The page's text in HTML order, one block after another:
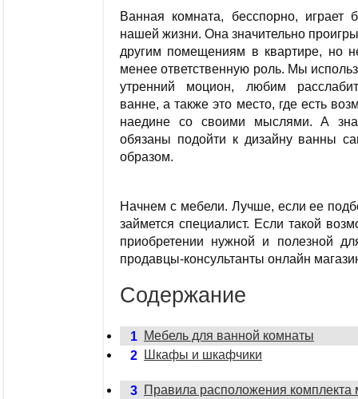
Ванная комната, бесспорно, играет
нашей жизни. Она значительно
другим помещениям в квартире, но
менее ответственную роль. Мы
утренний моцион, любим
ванне, а также это место, где есть
наедине со своими мыслями. А
обязаны подойти к дизайну ванны
образом.
Начнем с мебели. Лучше, если ее
займется специалист. Если такой
приобретении нужной и полезной
продавцы-консультанты онлайн
Содержание
1
Мебель для ванной комнаты
2
Шкафы и шкафчики
3
Правила расположения комплекта